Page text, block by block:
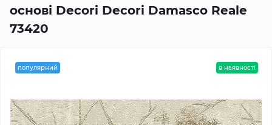
основі Decori Decori Damasco Reale
73420
популярний в наявності